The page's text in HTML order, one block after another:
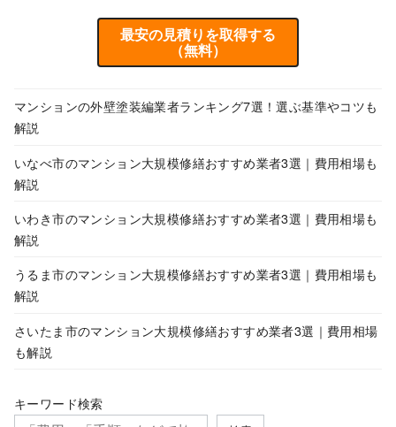
最安の見積りを取得する
（無料）
マンションの外壁塗装編業者ランキング7選！選ぶ基準やコツも
解説
いなべ市のマンション大規模修繕おすすめ業者3選｜費用相場も
解説
いわき市のマンション大規模修繕おすすめ業者3選｜費用相場も
解説
うるま市のマンション大規模修繕おすすめ業者3選｜費用相場も
解説
さいたま市のマンション大規模修繕おすすめ業者3選｜費用相場
も解説
キーワード検索